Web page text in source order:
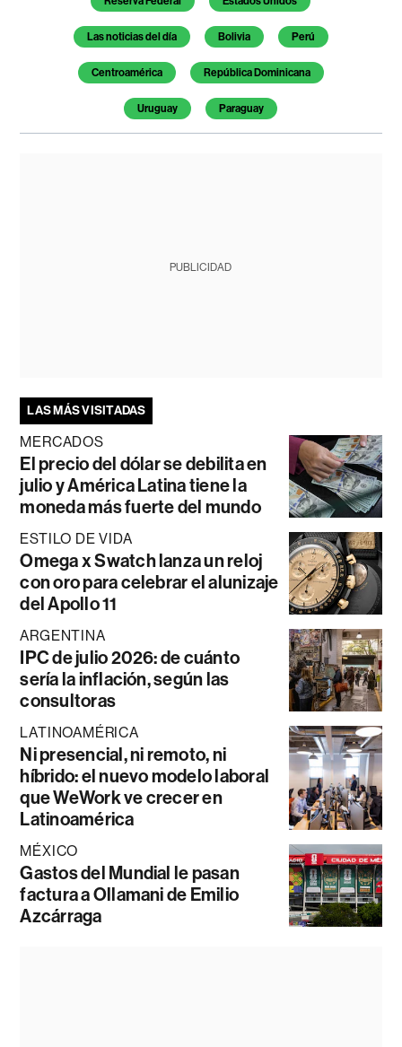
Las noticias del día Bolivia Perú
Centroamérica República Dominicana
Uruguay Paraguay
PUBLICIDAD
LAS MÁS VISITADAS
MERCADOS
El precio del dólar se debilita en
julio y América Latina tiene la
moneda más fuerte del mundo
ESTILO DE VIDA
Omega x Swatch lanza un reloj
con oro para celebrar el alunizaje
del Apollo 11
ARGENTINA
IPC de julio 2026: de cuánto
sería la inflación, según las
consultoras
LATINOAMÉRICA
Ni presencial, ni remoto, ni
híbrido: el nuevo modelo laboral
que WeWork ve crecer en
Latinoamérica
MÉXICO
Gastos del Mundial le pasan
factura a Ollamani de Emilio
Azcárraga